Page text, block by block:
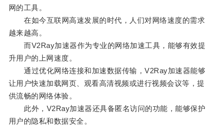
网的工具。
在如今互联网高速发展的时代，人们对网络速度的需求
越来越高。
而V2Ray加速器作为专业的网络加速工具，能够有效提
升用户的上网速度。
通过优化网络连接和加速数据传输，V2Ray加速器能够
让用户快速加载网页、观看高清视频或进行视频会议等，提
供流畅的网络体验。
此外，V2Ray加速器还具备匿名访问的功能，能够保护
用户的隐私和数据安全。